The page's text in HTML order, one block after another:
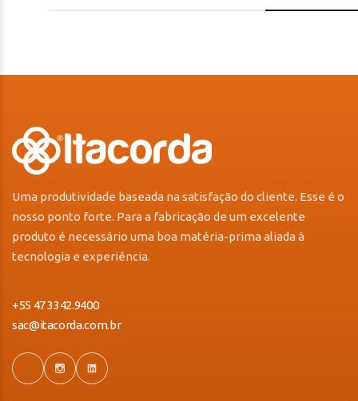
Uma produtividade baseada na satisfação do cliente. Esse é o
nosso ponto forte. Para a fabricação de um excelente
produto é necessário uma boa matéria-prima aliada à
tecnologia e experiência.
+55 47 3342.9400
sac@itacorda.com.br